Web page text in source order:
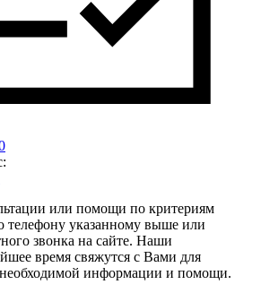
или помощи по критериям
телефону указанному выше или
звонка на сайте. Наши
время свяжутся с Вами для
необходимой информации и помощи.